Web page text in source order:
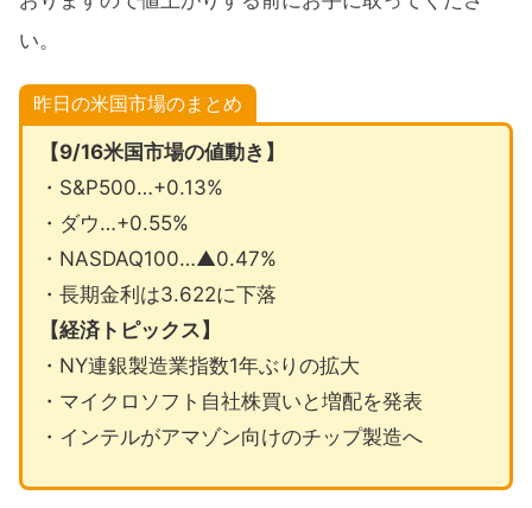
い。
昨日の米国市場のまとめ
【9/16米国市場の値動き】
・S&P500…+0.13%
・ダウ…+0.55%
・NASDAQ100…▲0.47%
・長期金利は3.622に下落
【経済トピックス】
・NY連銀製造業指数1年ぶりの拡大
・マイクロソフト自社株買いと増配を発表
・インテルがアマゾン向けのチップ製造へ